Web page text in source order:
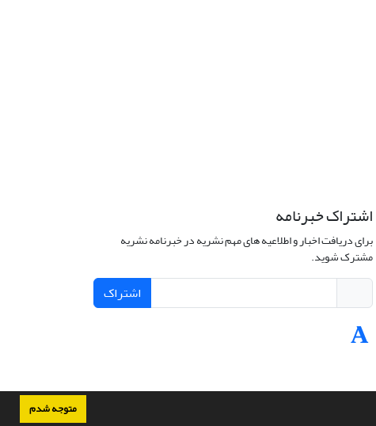
متوجه شدم
اشتراک خبرنامه
برای دریافت اخبار و اطلاعیه های مهم نشریه در خبرنامه نشریه
مشترک شوید.
اشتراک